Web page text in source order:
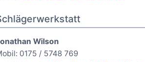
Wilson
0175 / 5748 769